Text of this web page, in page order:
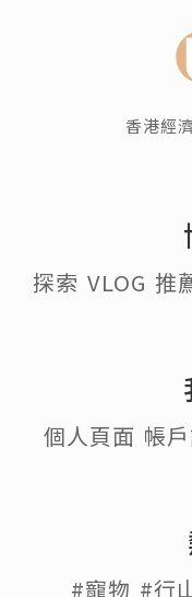
香港經
探索 VLOG 推
個人頁面 帳
#寵物 #行